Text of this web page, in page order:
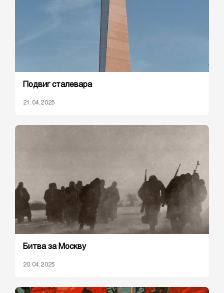
Подвиг сталевара
21.04.2025
Битва за Москву
20.04.2025